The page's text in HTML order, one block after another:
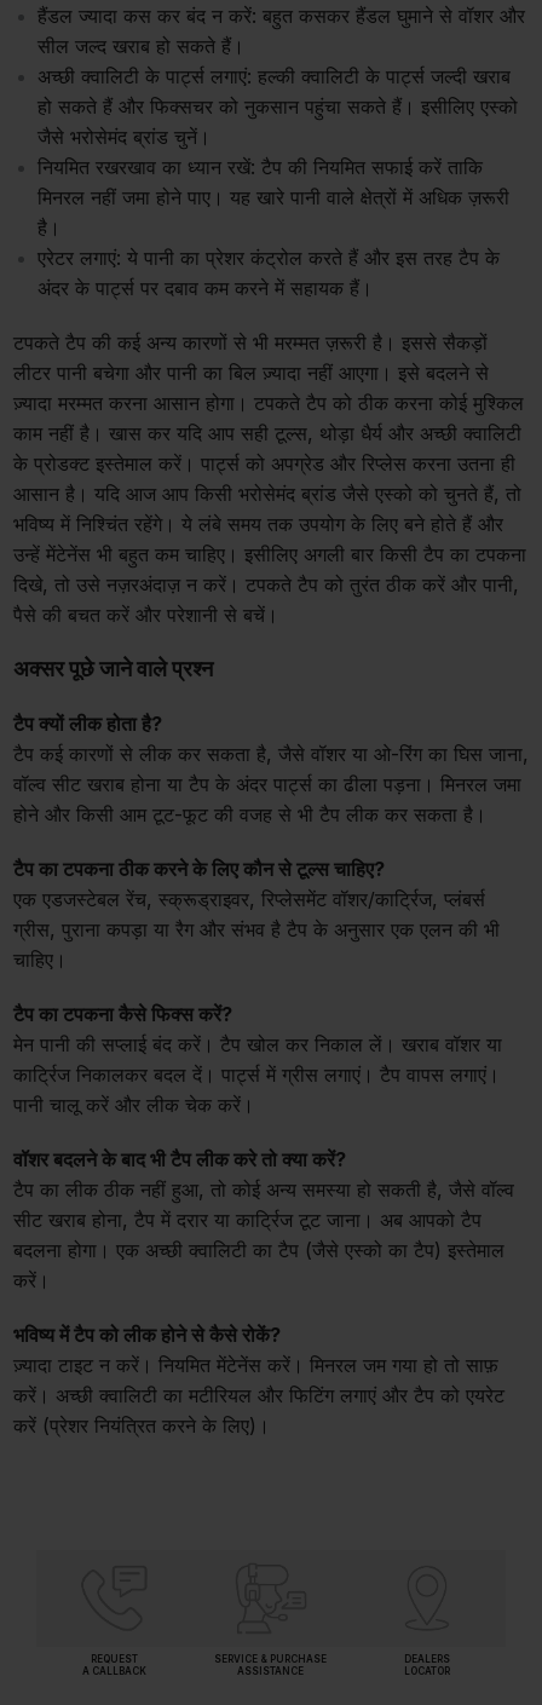
हैंडल ज्यादा कस कर बंद न करें: बहुत कसकर हैंडल घुमाने से वॉशर और
सील जल्द खराब हो सकते हैं।
अच्छी क्वालिटी के पार्ट्स लगाएं: हल्की क्वालिटी के पार्ट्स जल्दी खराब
हो सकते हैं और फिक्सचर को नुकसान पहुंचा सकते हैं। इसीलिए एस्को
जैसे भरोसेमंद ब्रांड चुनें।
नियमित रखरखाव का ध्यान रखें: टैप की नियमित सफाई करें ताकि
मिनरल नहीं जमा होने पाए। यह खारे पानी वाले क्षेत्रों में अधिक ज़रूरी
है।
एरेटर लगाएं: ये पानी का प्रेशर कंट्रोल करते हैं और इस तरह टैप के
अंदर के पार्ट्स पर दबाव कम करने में सहायक हैं।
टपकते टैप की कई अन्य कारणों से भी मरम्मत ज़रूरी है। इससे सैकड़ों
लीटर पानी बचेगा और पानी का बिल ज़्यादा नहीं आएगा। इसे बदलने से
ज़्यादा मरम्मत करना आसान होगा। टपकते टैप को ठीक करना कोई मुश्किल
काम नहीं है। खास कर यदि आप सही टूल्स, थोड़ा धैर्य और अच्छी क्वालिटी
के प्रोडक्ट इस्तेमाल करें। पार्ट्स को अपग्रेड और रिप्लेस करना उतना ही
आसान है। यदि आज आप किसी भरोसेमंद ब्रांड जैसे एस्को को चुनते हैं, तो
भविष्य में निश्चिंत रहेंगे। ये लंबे समय तक उपयोग के लिए बने होते हैं और
उन्हें मेंटेनेंस भी बहुत कम चाहिए। इसीलिए अगली बार किसी टैप का टपकना
दिखे, तो उसे नज़रअंदाज़ न करें। टपकते टैप को तुरंत ठीक करें और पानी,
पैसे की बचत करें और परेशानी से बचें।
अक्सर पूछे जाने वाले प्रश्न
टैप क्यों लीक होता है?
टैप कई कारणों से लीक कर सकता है, जैसे वॉशर या ओ-रिंग का घिस जाना,
वॉल्व सीट खराब होना या टैप के अंदर पार्ट्स का ढीला पड़ना। मिनरल जमा
होने और किसी आम टूट-फूट की वजह से भी टैप लीक कर सकता है।
टैप का टपकना ठीक करने के लिए कौन से टूल्स चाहिए?
एक एडजस्टेबल रेंच, स्क्रूड्राइवर, रिप्लेसमेंट वॉशर/कार्ट्रिज, प्लंबर्स
ग्रीस, पुराना कपड़ा या रैग और संभव है टैप के अनुसार एक एलन की भी
चाहिए।
टैप का टपकना कैसे फिक्स करें?
मेन पानी की सप्लाई बंद करें। टैप खोल कर निकाल लें। खराब वॉशर या
कार्ट्रिज निकालकर बदल दें। पार्ट्स में ग्रीस लगाएं। टैप वापस लगाएं।
पानी चालू करें और लीक चेक करें।
वॉशर बदलने के बाद भी टैप लीक करे तो क्या करें?
टैप का लीक ठीक नहीं हुआ, तो कोई अन्य समस्या हो सकती है, जैसे वॉल्व
सीट खराब होना, टैप में दरार या कार्ट्रिज टूट जाना। अब आपको टैप
बदलना होगा। एक अच्छी क्वालिटी का टैप (जैसे एस्को का टैप) इस्तेमाल
करें।
भविष्य में टैप को लीक होने से कैसे रोकें?
ज़्यादा टाइट न करें। नियमित मेंटेनेंस करें। मिनरल जम गया हो तो साफ़
करें। अच्छी क्वालिटी का मटीरियल और फिटिंग लगाएं और टैप को एयरेट
करें (प्रेशर नियंत्रित करने के लिए)।
REQUEST
A CALLBACK
SERVICE & PURCHASE
ASSISTANCE
DEALERS
LOCATOR